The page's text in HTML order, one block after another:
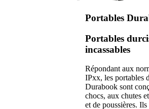
Portables
Portables
incassables
Répondant aux
IPxx, les portables
Durabook sont
chocs, aux chutes
et de poussières.